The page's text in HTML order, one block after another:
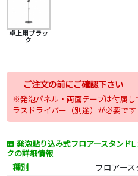
卓上用ブラッ
ク
ご注文の前にご確認下さい
※発泡パネル・両面テープは付属
ラスドライバー（別途）が必要です
発泡貼り込み式フロアースタンド
クの詳細情報
種別
フロアー